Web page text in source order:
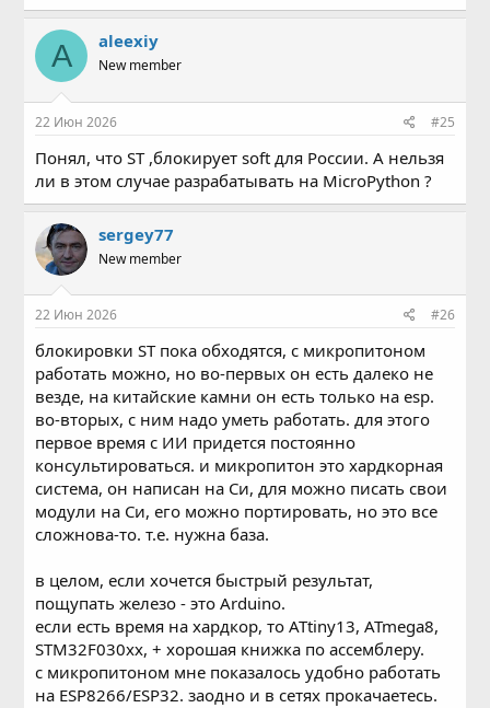
A aleexiy
New member
22 Июн 2026 #25
Понял, что ST ,блокирует soft для России. А нельзя
ли в этом случае разрабатывать на MicroPython ?
sergey77
New member
22 Июн 2026 #26
блокировки ST пока обходятся, с микропитоном
работать можно, но во-первых он есть далеко не
везде, на китайские камни он есть только на esp.
во-вторых, с ним надо уметь работать. для этого
первое время с ИИ придется постоянно
консультироваться. и микропитон это хардкорная
система, он написан на Си, для можно писать свои
модули на Си, его можно портировать, но это все
сложнова-то. т.е. нужна база.
в целом, если хочется быстрый результат,
пощупать железо - это Arduino.
если есть время на хардкор, то ATtiny13, ATmega8,
STM32F030xx, + хорошая книжка по ассемблеру.
с микропитоном мне показалось удобно работать
на ESP8266/ESP32. заодно и в сетях прокачаетесь.